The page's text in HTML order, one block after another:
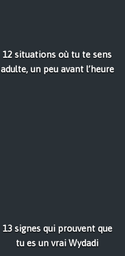
12 situations où tu te sens
adulte, un peu avant l’heure
13 signes qui prouvent que
tu es un vrai Wydadi